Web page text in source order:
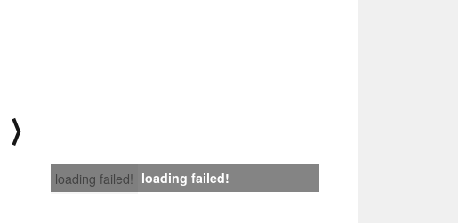
⟩
loading failed! loading failed!